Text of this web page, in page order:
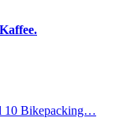
10 Bikepacking…